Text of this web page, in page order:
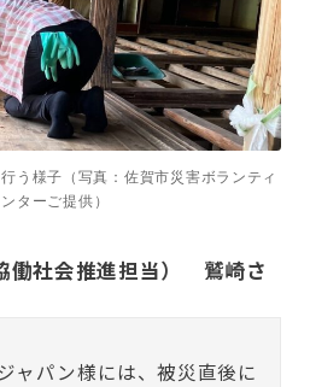
う様子（写真：佐賀市災害ボランティ
ターご提供）
働社会推進担当） 鷲崎さ
ャパン様には、被災直後に